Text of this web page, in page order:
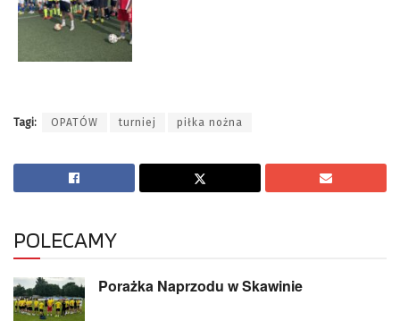
Tagi: OPATÓW turniej piłka nożna
POLECAMY
Porażka Naprzodu w Skawinie